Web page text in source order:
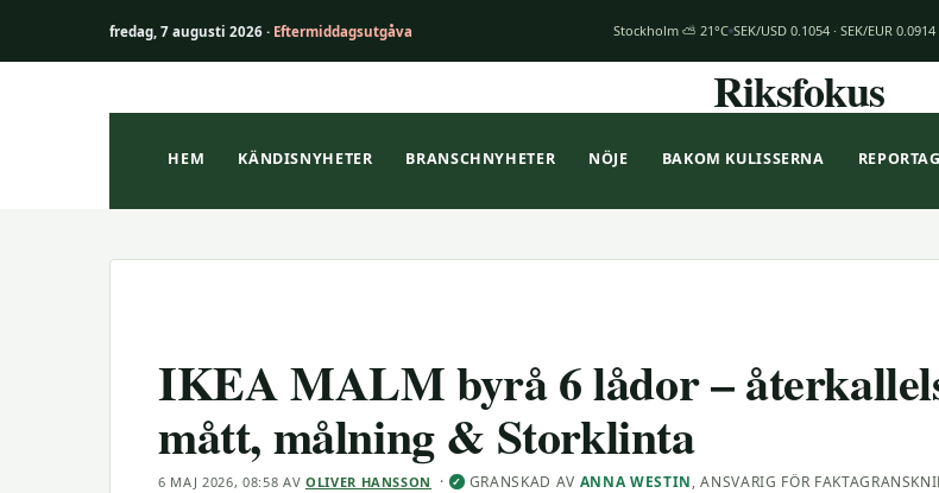
fredag, 7 augusti 2026 · Eftermiddagsutgåva Stockholm ⛅ 21°C SEK/USD 0.1054 · SEK/EUR 0.0914
Riksfokus
HEM KÄNDISNYHETER BRANSCHNYHETER NÖJE BAKOM KULISSERNA
IKEA MALM byrå 6 lådor –
mått, målning & Storklinta
6 MAJ 2026, 08:58 AV OLIVER HANSSON · ✓ GRANSKAD AV ANNA WESTIN, ANSVARIG FÖR